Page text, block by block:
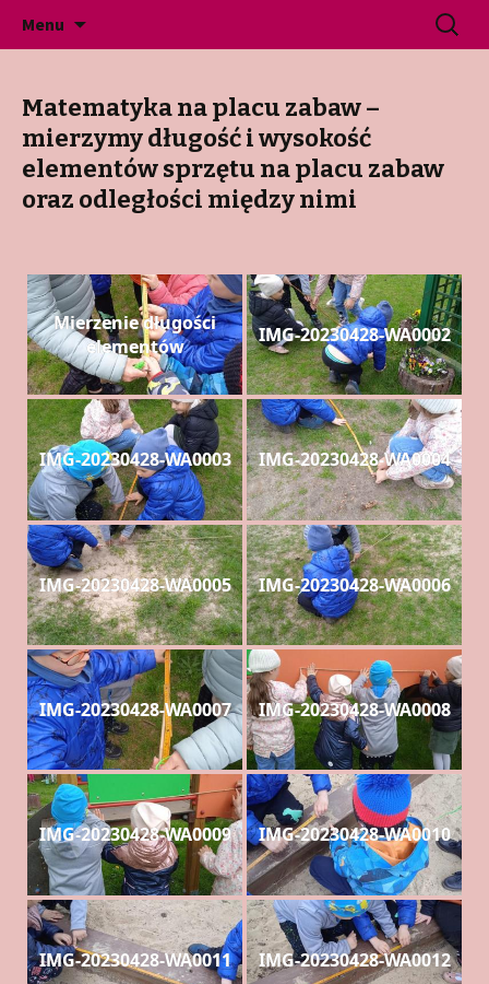
Przedszkole Jenin
Gminne Przedszkole Publiczne w Jeninie
Menu Szukaj:
Matematyka na placu zabaw –
mierzymy długość i wysokość
elementów sprzętu na placu zabaw
oraz odległości między nimi
Mierzenie długości
elementów
IMG-20230428-WA0002
IMG-20230428-WA0003 IMG-20230428-WA0004
IMG-20230428-WA0005 IMG-20230428-WA0006
IMG-20230428-WA0007 IMG-20230428-WA0008
IMG-20230428-WA0009 IMG-20230428-WA0010
IMG-20230428-WA0011 IMG-20230428-WA0012